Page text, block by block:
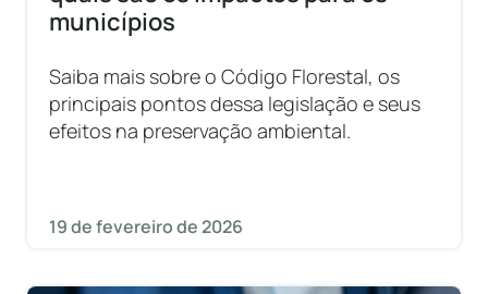
municípios
Saiba mais sobre o Código Florestal, os
principais pontos dessa legislação e seus
efeitos na preservação ambiental.
19 de fevereiro de 2026